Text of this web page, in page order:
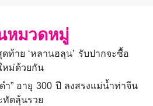
หมวดหมู่
ดท้าย ‘หลานฮลุน’ รับปากจะซื้อ
หม่ด้วยกัน
ำ” อายุ 300 ปี ลงสรงแม่น้ำท่าจีน
ทัดลุ้นรวย